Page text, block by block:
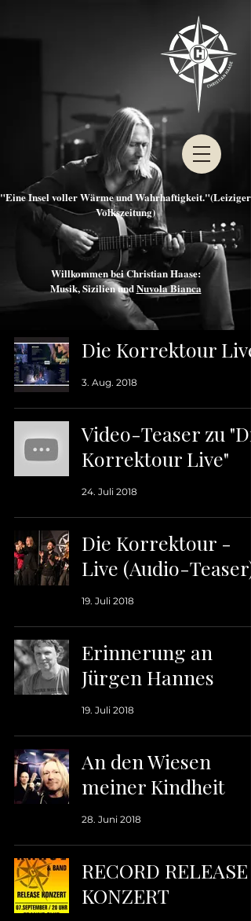
"Eine Insel voller Wärme und Wahrhaftigkeit."(Leiziger
Volkszeitung)
Willkommen bei Christian Haase:
Musik, Sizilien undNuvola Bianca
Die Korrektour Live
3. Aug. 2018
Video-Teaser zu
Korrektour Live"
24. Juli 2018
Die Korrektour -
Live (Audio-Teaser)
19. Juli 2018
Erinnerung an
Jürgen Hannes
19. Juli 2018
An den Wiesen
meiner Kindheit
28. Juni 2018
RECORD RELEASE
KONZERT